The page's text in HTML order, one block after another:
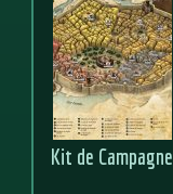
Kit de Campagne